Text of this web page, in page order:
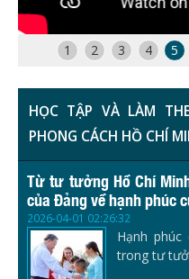
1 2 3 4 5
HỌC TẬP VÀ LÀM
PHONG CÁCH HỒ CHÍ
Từ tư tưởng Hồ Chí
của Đảng về hạnh phúc
2026-04-01 02:26:32
Hạnh
trong tư